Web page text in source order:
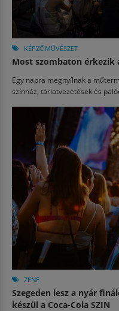
KÉPZŐMŰVÉSZET
Most szombaton érkezik
Egy napra megnyílnak a
színház, tárlatvezetések és
ZENE
Szegeden lesz a nyár
készül a Coca-Cola SZIN